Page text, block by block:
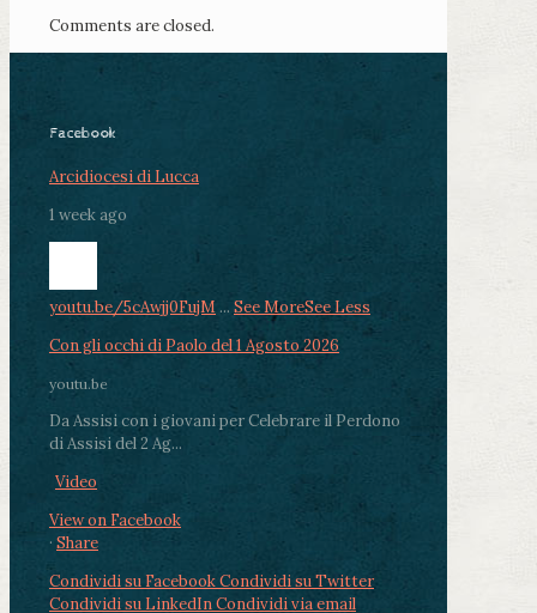
Comments are closed.
Facebook
Arcidiocesi di Lucca
1 week ago
youtu.be/5cAwjj0FujM ... See MoreSee Less
Con gli occhi di Paolo del 1 Agosto 2026
youtu.be
Da Assisi con i giovani per Celebrare il Perdono
di Assisi del 2 Ag...
Video
View on Facebook
· Share
Condividi su FacebookCondividi su Twitter
Condividi su LinkedInCondividi via email